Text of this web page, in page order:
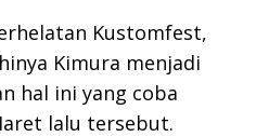
Kustomfest,
Kimura menjadi
hal ini yang coba
lalu tersebut.